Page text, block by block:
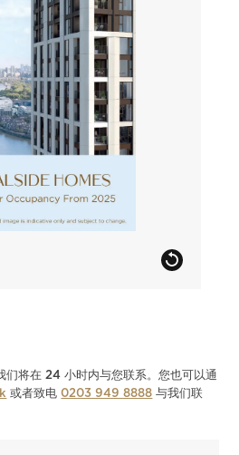
们将在 24 小时内与您联系。您也可以通
或者致电0203 949 8888 与我们联